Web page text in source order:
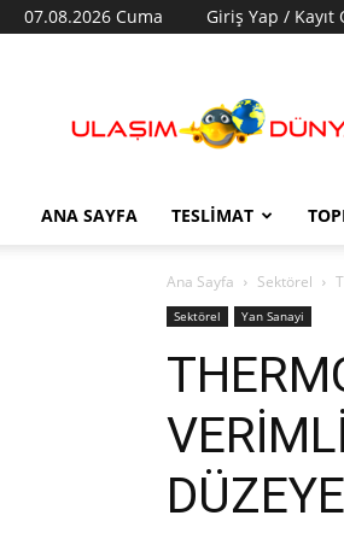
07.08.2026 Cuma Giriş Yap / Kayıt
Dünyası
ANA SAYFA TESLIMAT
Ana Sayfa Sektörel
Sektörel Yan Sanayi